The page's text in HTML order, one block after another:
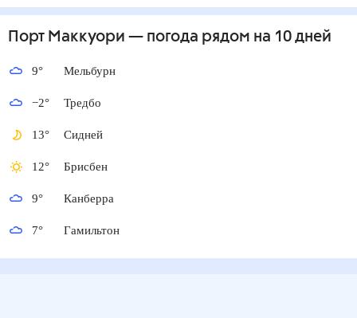
Порт Маккуори — погода рядом на 10 дней
9° Мельбурн
−2° Тредбо
13° Сидней
12° Брисбен
9° Канберра
7° Гамильтон